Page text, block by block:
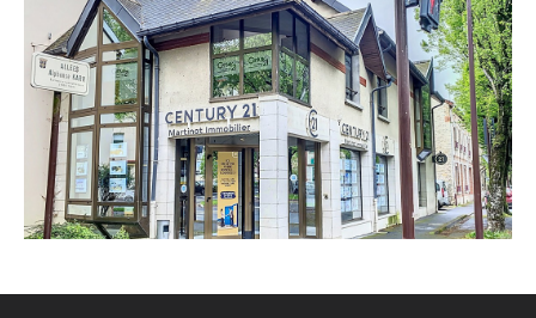
CENTURY 21 Martinot Immobilier
1 allée Alphonse Karr
CHALONS EN CHAMPAGNE - 51000
Envoyer un message
Téléphoner à l'agence